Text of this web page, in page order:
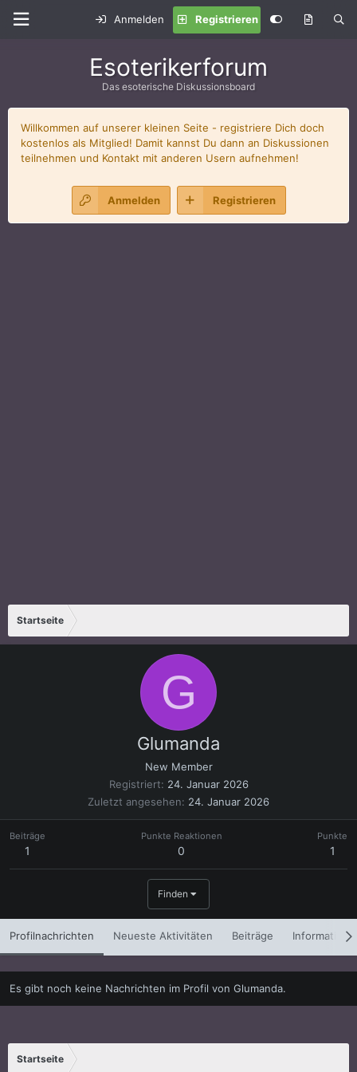
Anmelden Registrieren
Esoterikerforum
Das esoterische Diskussionsboard
Willkommen auf unserer kleinen Seite - registriere Dich doch
kostenlos als Mitglied! Damit kannst Du dann an Diskussionen
teilnehmen und Kontakt mit anderen Usern aufnehmen!
Anmelden Registrieren
Startseite
G
Glumanda
New Member
Registriert
24. Januar 2026
Zuletzt angesehen
24. Januar 2026
Beiträge
1
Punkte Reaktionen
0
Punkte
1
Finden
Profilnachrichten Neueste Aktivitäten Beiträge
Es gibt noch keine Nachrichten im Profil von Glumanda.
Startseite